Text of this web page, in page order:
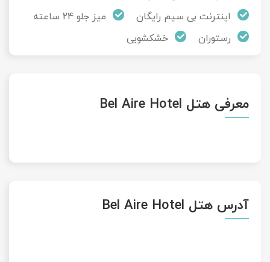
اینترنت بی سیم رایگان
میز جلو 24 ساعته
رستوران
خشکشویی
معرفی هتل Bel Aire Hotel
آدرس هتل Bel Aire Hotel